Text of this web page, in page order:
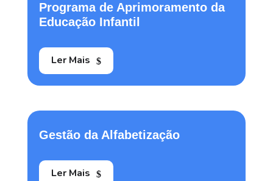
Programa de Aprimoramento da
Educação Infantil
Ler Mais
Gestão da Alfabetização
Ler Mais